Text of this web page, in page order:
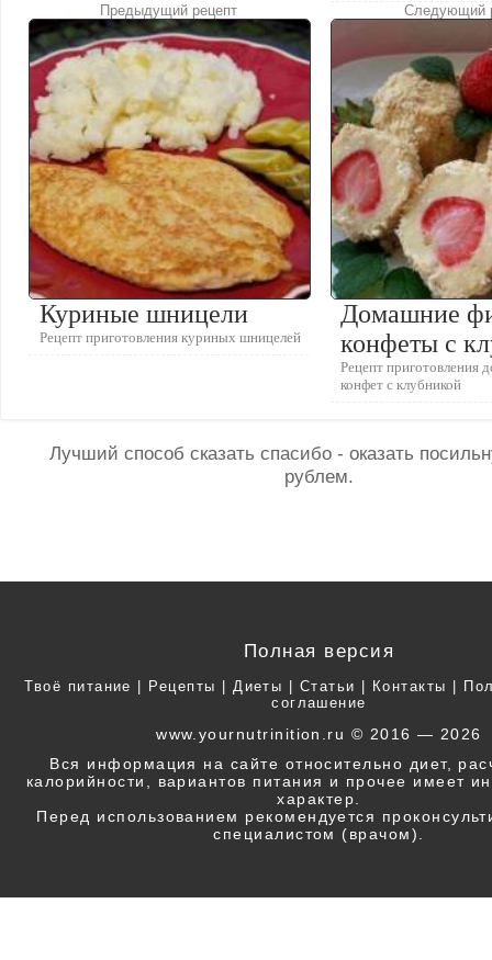
Предыдущий рецепт
Куриные шницели
Рецепт приготовления куриных шницелей
Следующий
Домашние
конфеты с
Рецепт приготовления
конфет с клубникой
Лучший способ сказать спасибо - оказать
рублем.
Полная версия
Твоё питание | Рецепты | Диеты | Статьи | Контакты |
соглашение
www.yournutrinition.ru © 2016 — 2026
Вся информация на сайте относительно диет,
калорийности, вариантов питания и прочее имеет
характер.
Перед использованием рекомендуется
специалистом (врачом).